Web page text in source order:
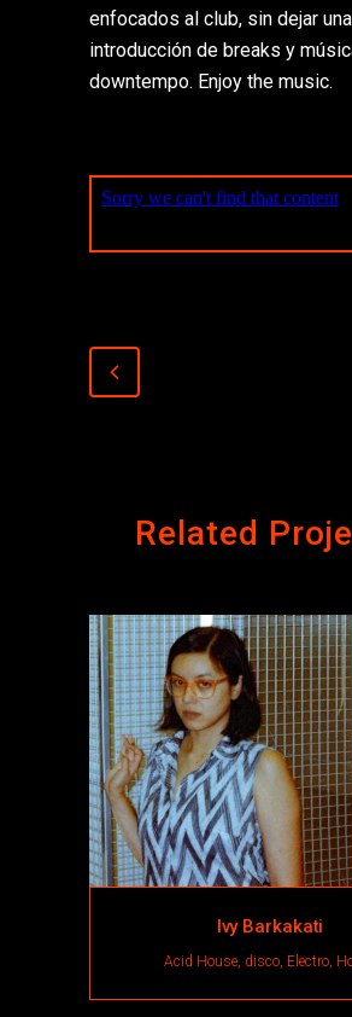
enfocados al club, sin dejar
introducción de breaks y
downtempo. Enjoy the music.
Related
Ivy Barkakati
Acid House, disco, Electro,